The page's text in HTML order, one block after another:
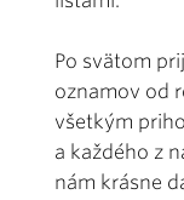
Po svätom
oznamov od
všetkým
a každého z
nám krásne